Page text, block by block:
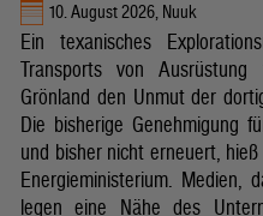
10. August 2026, Nuuk
Ein texanisches
Transports von
Grönland den Unmut der
Die bisherige Genehmigung
und bisher nicht erneuert,
Energieministerium. Medien,
legen eine Nähe des